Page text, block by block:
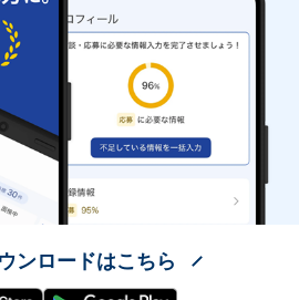
ンロードはこちら